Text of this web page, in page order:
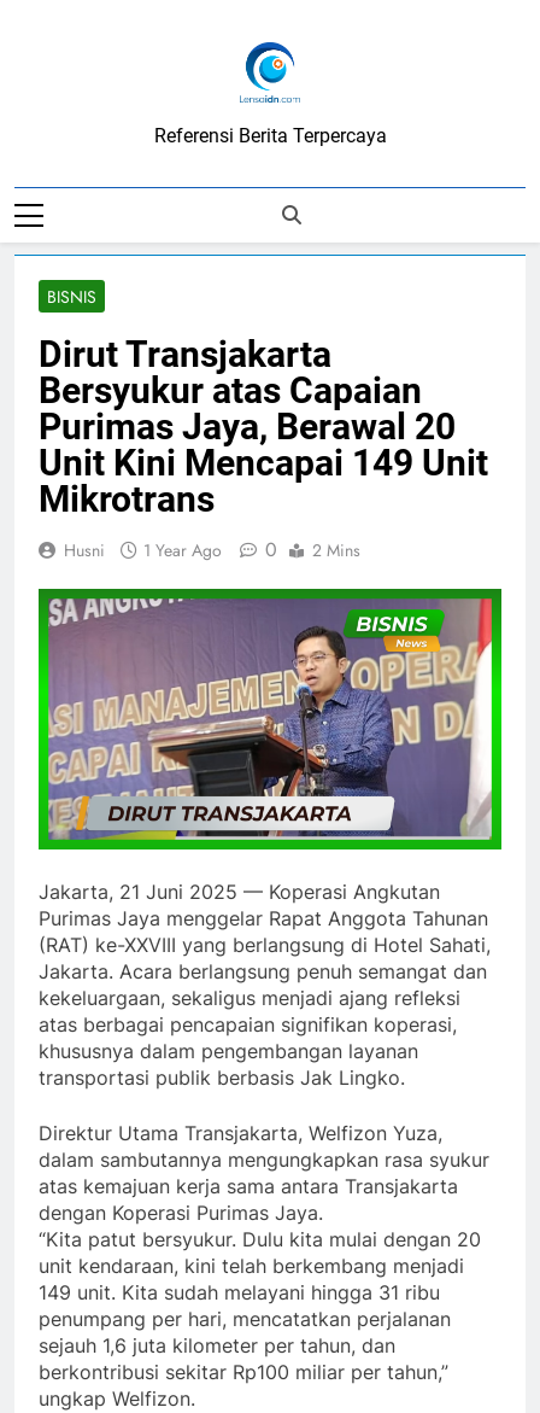
LensaIDN
Referensi Berita Terpercaya
BISNIS
Dirut Transjakarta
Bersyukur atas Capaian
Purimas Jaya, Berawal 20
Unit Kini Mencapai 149 Unit
Mikrotrans
Husni 1 Year Ago 0 2 Mins
Jakarta, 21 Juni 2025 — Koperasi Angkutan
Purimas Jaya menggelar Rapat Anggota Tahunan
(RAT) ke-XXVIII yang berlangsung di Hotel Sahati,
Jakarta. Acara berlangsung penuh semangat dan
kekeluargaan, sekaligus menjadi ajang refleksi
atas berbagai pencapaian signifikan koperasi,
khususnya dalam pengembangan layanan
transportasi publik berbasis Jak Lingko.
Direktur Utama Transjakarta, Welfizon Yuza,
dalam sambutannya mengungkapkan rasa syukur
atas kemajuan kerja sama antara Transjakarta
dengan Koperasi Purimas Jaya.
“Kita patut bersyukur. Dulu kita mulai dengan 20
unit kendaraan, kini telah berkembang menjadi
149 unit. Kita sudah melayani hingga 31 ribu
penumpang per hari, mencatatkan perjalanan
sejauh 1,6 juta kilometer per tahun, dan
berkontribusi sekitar Rp100 miliar per tahun,”
ungkap Welfizon.